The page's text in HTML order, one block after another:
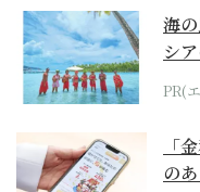
海
シ
ら
PR(
「
の